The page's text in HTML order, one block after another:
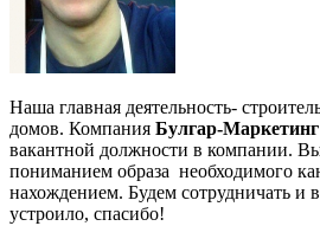
Наша главная деятельность-
домов. Компания Булгар-Маркетинг
вакантной должности в компании.
пониманием образа необходимого
нахождением. Будем сотрудничать и
устроило, спасибо!